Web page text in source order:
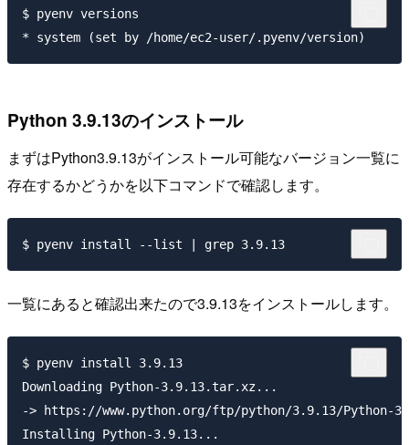
$ pyenv versions
Python 3.9.13のインストール
まずはPython3.9.13がインストール可能なバージョン一覧に
存在するかどうかを以下コマンドで確認します。
一覧にあると確認出来たので3.9.13をインストールします。
$ pyenv install 3.9.13
Downloading Python-3.9.13.tar.xz...
-> https://www.python.org/ftp/python/3.9.13/Python-
Installing Python-3.9.13...